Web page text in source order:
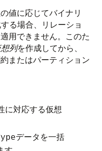
値に応じてバイナリ
る場合、リレーショ
用できません。このた
列を作成してから、
またはパーティション
に対応する仮想
データを一括